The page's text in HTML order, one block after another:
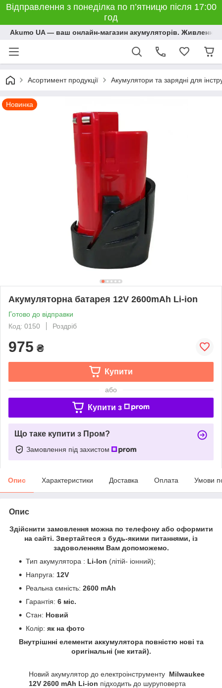
Відправлення з понеділка по п’ятницю після 17:00
год
Akumo UA — ваш онлайн-магазин акумуляторів. Живлення,
Асортимент продукції Акумулятори та зарядні для
Новинка
Акумуляторна батарея 12V 2600mAh Li-ion
Готово до відправки
Код: 0150
Роздріб
975 ₴
Купити
або
Купити з
Що таке купити з Пром?
Замовлення під захистом
Опис Характеристики Доставка Оплата Умови
Опис
Здійснити замовлення можна по телефону або оформити
на сайті. Звертайтеся з будь-якими питаннями, із
задоволенням Вам допоможемо.
Тип акумулятора : Li-Ion (літій- іонний);
Напруга: 12V
Реальна ємність: 2600 mAh
Гарантія: 6 міс.
Стан: Новий
Колір: як на фото
Внутрішнні елементи аккумулятора повністю нові та
оригінальні (не китай).
Новий акумулятор до електроінструменту Milwaukee
12V 2600 mAh Li-ion підходить до шуруповерта